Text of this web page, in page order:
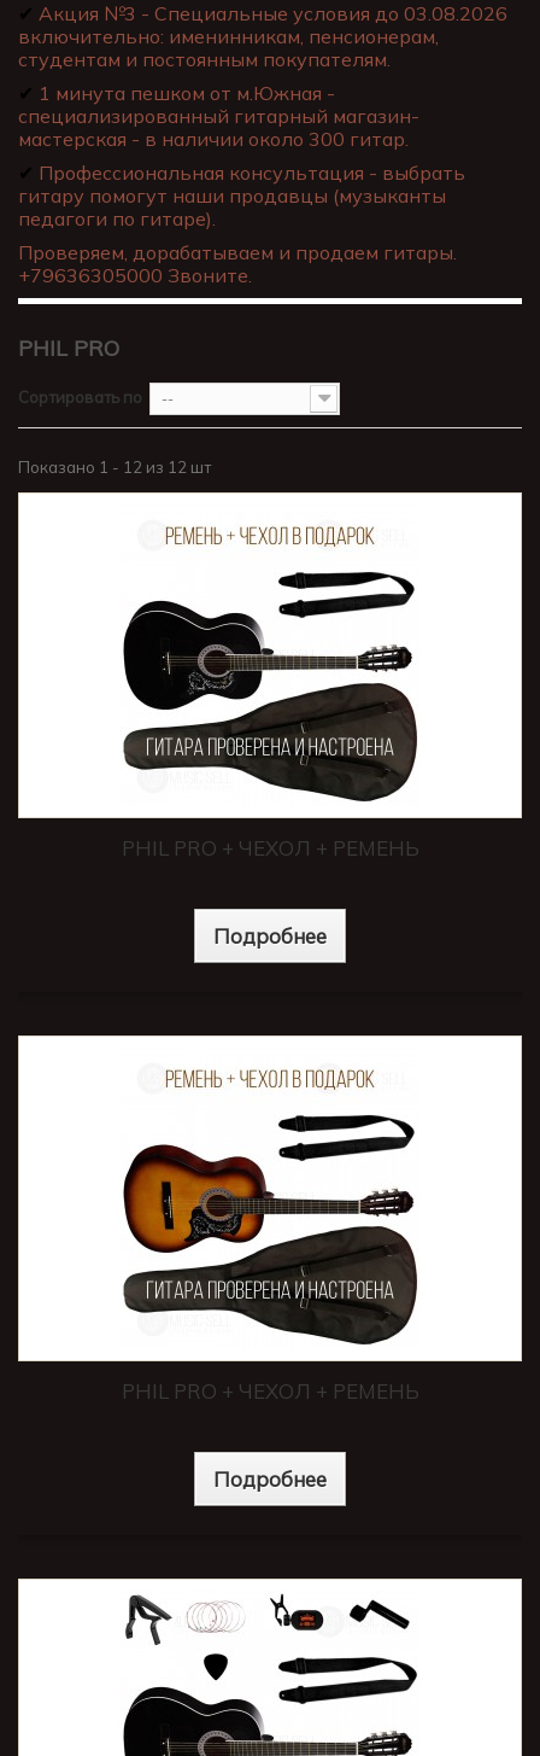
✔ Акция №3 - Специальные условия до 03.08.2026
включительно: именинникам, пенсионерам,
студентам и постоянным покупателям.
✔ 1 минута пешком от м.Южная -
специализированный гитарный магазин-
мастерская - в наличии около 300 гитар.
✔ Профессиональная консультация - выбрать
гитару помогут наши продавцы (музыканты
педагоги по гитаре).
Проверяем, дорабатываем и продаем гитары.
+79636305000 Звоните.
PHIL PRO
Сортировать по --
Показано 1 - 12 из 12 шт
PHIL PRO + ЧЕХОЛ + РЕМЕНЬ
Подробнее
PHIL PRO + ЧЕХОЛ + РЕМЕНЬ
Подробнее